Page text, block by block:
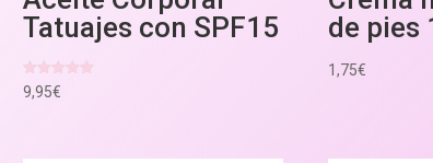
Tatuajes con SPF15
Valorado
con
9,95€
de pies
1,75€